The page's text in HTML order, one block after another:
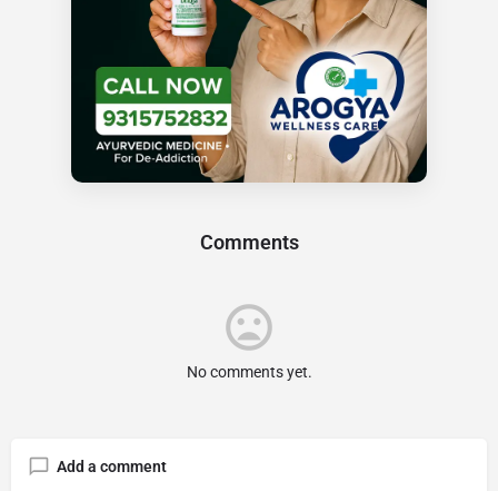
Comments
No comments yet.
Add a comment